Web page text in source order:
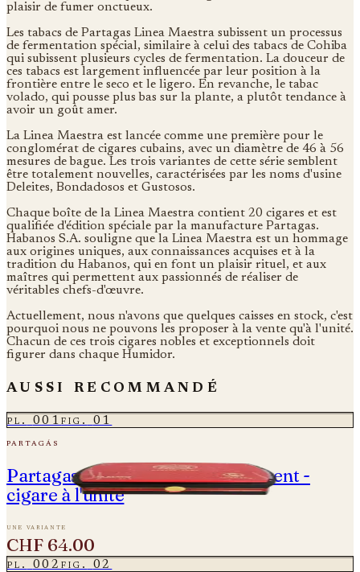
plaisir de fumer onctueux.
Les tabacs de Partagas Linea Maestra subissent un processus
de fermentation spécial, similaire à celui des tabacs de Cohiba
qui subissent plusieurs cycles de fermentation. La douceur de
ces tabacs est largement influencée par leur position à la
frontière entre le seco et le ligero. En revanche, le tabac
volado, qui pousse plus bas sur la plante, a plutôt tendance à
avoir un goût amer.
La Linea Maestra est lancée comme une première pour le
conglomérat de cigares cubains, avec un diamètre de 46 à 56
mesures de bague. Les trois variantes de cette série semblent
être totalement nouvelles, caractérisées par les noms d'usine
Deleites, Bondadosos et Gustosos.
Chaque boîte de la Linea Maestra contient 20 cigares et est
qualifiée d'édition spéciale par la manufacture Partagas.
Habanos S.A. souligne que la Linea Maestra est un hommage
aux origines uniques, aux connaissances acquises et à la
tradition du Habanos, qui en font un plaisir rituel, et aux
maîtres qui permettent aux passionnés de réaliser de
véritables chefs-d'œuvre.
Actuellement, nous n'avons que quelques caisses en stock, c'est
pourquoi nous ne pouvons les proposer à la vente qu'à l'unité.
Chacun de ces trois cigares nobles et exceptionnels doit
figurer dans chaque Humidor.
aussi recommandé
pl. 001fig. 01
partagás
Partagas Cedros - Année du Serpent -
cigare à l'unité
une variante
CHF 64.00
pl. 002fig. 02